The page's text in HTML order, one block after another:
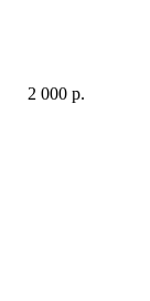
2 000 р.